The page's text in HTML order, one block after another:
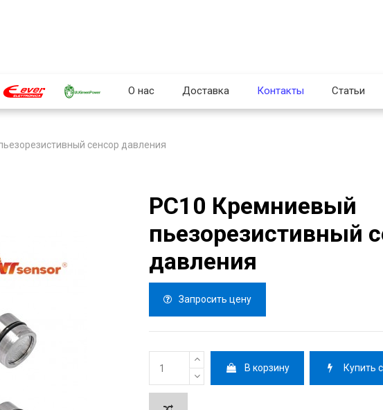
О нас Доставка Контакты Статьи
сенсор давления
PC10 Кремниевый
пьезорезистивный
давления
Запросить цену
В корзину Купить